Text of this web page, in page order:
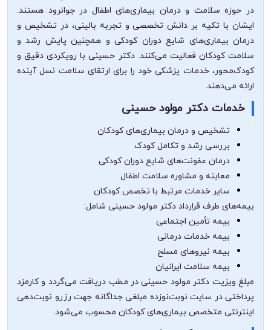
در حوزه سلامت و درمان بیماری‌های اطفال در جوانرود هستند.
ایشان با تکیه بر دانش تخصصی و تجربه بالینی، در تشخیص و
درمان بیماری‌های شایع دوران کودکی و همچنین پایش رشد و
سلامت کودکان فعالیت می‌کنند. دکتر حسینی با رویکردی دقیق و
کودک‌محور، خدمات پزشکی خود را برای ارتقای سلامت نسل آینده
ارائه می‌دهند.
خدمات دکتر مولود حسینی
تشخیص و درمان بیماری‌های کودکان
بررسی رشد و تکامل کودک
درمان عفونت‌های شایع دوران کودکی
معاینه و مشاوره سلامت اطفال
سایر خدمات مرتبط با تخصص کودکان
بیمه‌های طرف قرارداد دکتر مولود حسینی شامل:
بیمه تأمین اجتماعی
بیمه خدمات درمانی
بیمه نیروهای مسلح
بیمه سلامت ایرانیان
مبلغ ویزیت دکتر مولود حسینی در مطب دریافت می‌گردد و کارمزد
پرداختی در سایت نوبت‌نوزده مبلغی جداگانه جهت رزرو نوبت‌دهی
اینترنتی متخصص بیماری‌های کودکان محسوب می‌شود.